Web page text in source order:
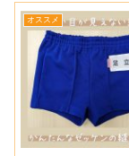
オススメ